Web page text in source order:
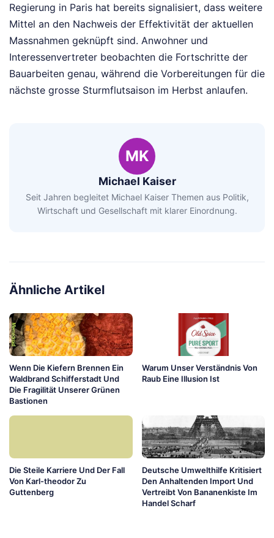
Regierung in Paris hat bereits signalisiert, dass weitere
Mittel an den Nachweis der Effektivität der aktuellen
Massnahmen geknüpft sind. Anwohner und
Interessenvertreter beobachten die Fortschritte der
Bauarbeiten genau, während die Vorbereitungen für die
nächste grosse Sturmflutsaison im Herbst anlaufen.
MK
Michael Kaiser
Seit Jahren begleitet Michael Kaiser Themen aus Politik,
Wirtschaft und Gesellschaft mit klarer Einordnung.
Ähnliche Artikel
Wenn Die Kiefern Brennen Ein
Waldbrand Schifferstadt Und
Die Fragilität Unserer Grünen
Bastionen
Warum Unser Verständnis Von
Raub Eine Illusion Ist
Die Steile Karriere Und Der Fall
Von Karl-theodor Zu
Guttenberg
Deutsche Umwelthilfe Kritisiert
Den Anhaltenden Import Und
Vertreibt Von Bananenkiste Im
Handel Scharf